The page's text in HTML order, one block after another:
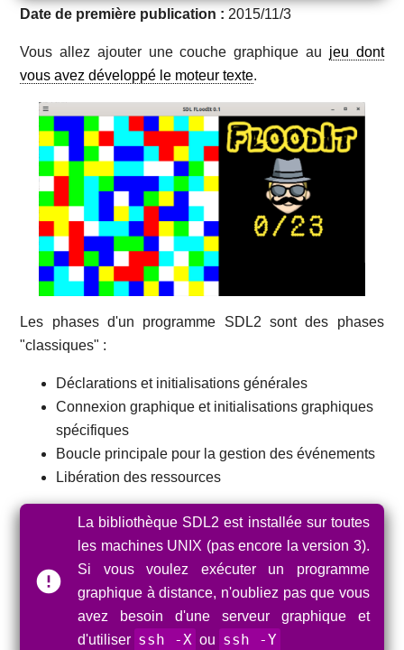
Date de première publication : 2015/11/3
Vous allez ajouter une couche graphique au jeu dont
vous avez développé le moteur texte.
Les phases d'un programme SDL2 sont des phases
"classiques" :
Déclarations et initialisations générales
Connexion graphique et initialisations graphiques
spécifiques
Boucle principale pour la gestion des événements
Libération des ressources
La bibliothèque SDL2 est installée sur toutes
les machines UNIX (pas encore la version 3).
Si vous voulez exécuter un programme
graphique à distance, n'oubliez pas que vous
avez besoin d'une serveur graphique et
d'utiliser ssh -X ou ssh -Y